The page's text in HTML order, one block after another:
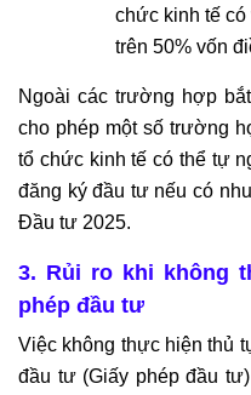
NHÀ
ĐẤT
DỊCH
VỤ
CHUYỂN
MỤC
ĐÍCH
QUYỀN
SỬ
DỤNG
chức kinh tế
trên 50% vốn
Ngoài các trường hợp
cho phép một số trường
tổ chức kinh tế có thể tự
đăng ký đầu tư nếu có
Đầu tư 2025.
3. Rủi ro khi không
phép đầu tư
Việc không thực hiện thủ
đầu tư (Giấy phép đầu